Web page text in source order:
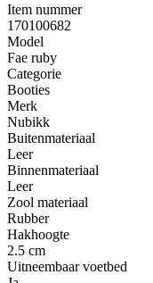
Item nummer
170100682
Model
Fae ruby
Categorie
Booties
Merk
Nubikk
Buitenmateriaal
Leer
Binnenmateriaal
Leer
Zool materiaal
Rubber
Hakhoogte
2.5 cm
Uitneembaar voetbed